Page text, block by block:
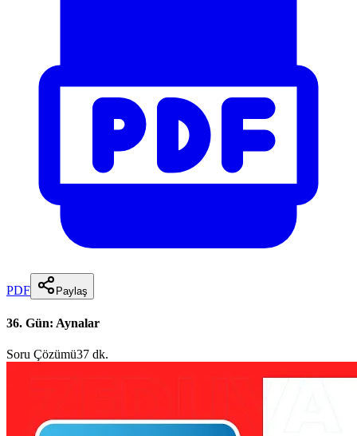
PDF Paylaş
36. Gün: Aynalar
Soru Çözümü37 dk.